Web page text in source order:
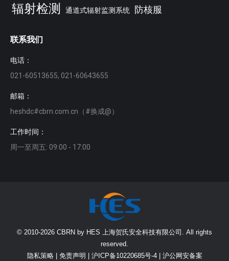
辐射检测 通道式辐射监测系统 防核服
联系我们
电话：
021-60513655, 021-60643655
邮箱：
heshdc#cbrn.com.cn（#换成@）
工作时间：
周一至周五: 09:00 - 17:00
© 2010-2026 CBRN by HES 上海贺氏安全科技有限公司. All rights
reserved.
隐私策略 | 免责声明 | 沪ICP备10220685号-4| 沪公网安备案